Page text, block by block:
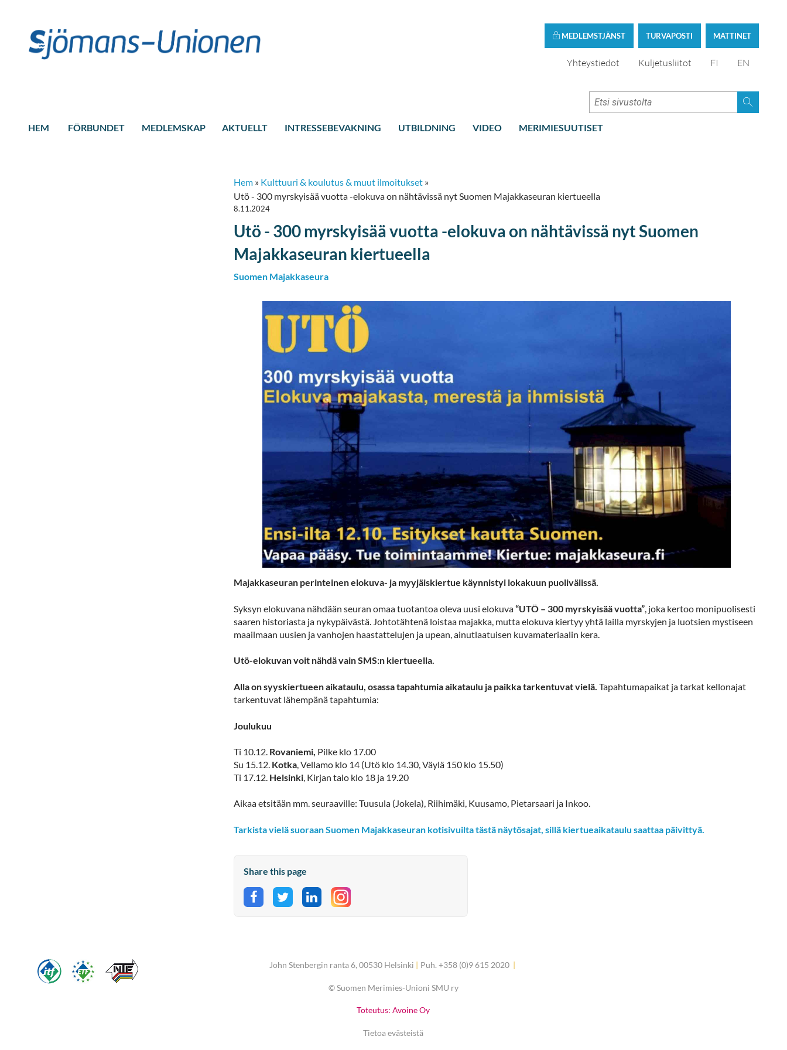
MATTINET
TURVAPOSTI
MEDLEMSTJÄNST
Yhteystiedot Kuljetusliitot FI EN
HEM FÖRBUNDET MEDLEMSKAP AKTUELLT INTRESSEBEVAKNING UTBILDNING VIDEO MERIMIESUUTISET
Hem » Kulttuuri & koulutus & muut ilmoitukset »
Utö - 300 myrskyisää vuotta -elokuva on nähtävissä nyt Suomen Majakkaseuran kiertueella
8.11.2024
Utö - 300 myrskyisää vuotta -elokuva on nähtävissä nyt Suomen
Majakkaseuran kiertueella
Suomen Majakkaseura
Majakkaseuran perinteinen elokuva- ja myyjäiskiertue käynnistyi lokakuun puolivälissä.
Syksyn elokuvana nähdään seuran omaa tuotantoa oleva uusi elokuva“UTÖ – 300 myrskyisää vuotta”, joka kertoo monipuolisesti
saaren historiasta ja nykypäivästä. Johtotähtenä loistaa majakka, mutta elokuva kiertyy yhtä lailla myrskyjen ja luotsien mystiseen
maailmaan uusien ja vanhojen haastattelujen ja upean, ainutlaatuisen kuvamateriaalin kera.
Utö-elokuvan voit nähdä vain SMS:n kiertueella.
Alla on syyskiertueen aikataulu, osassa tapahtumia aikataulu ja paikka tarkentuvat vielä. Tapahtumapaikat ja tarkat kellonajat
tarkentuvat lähempänä tapahtumia:
Joulukuu
Ti 10.12. Rovaniemi, Pilke klo 17.00
Su 15.12. Kotka , Vellamo klo 14 (Utö klo 14.30, Väylä 150 klo 15.50)
Ti 17.12. Helsinki , Kirjan talo klo 18 ja 19.20
Aikaa etsitään mm. seuraaville: Tuusula (Jokela), Riihimäki, Kuusamo, Pietarsaari ja Inkoo.
Tarkista vielä suoraan Suomen Majakkaseuran kotisivuilta tästä näytösajat, sillä kiertueaikataulu saattaa päivittyä.
Share this page
Share on Facebook
Share on Twitter
Share on LinkedIn
John Stenbergin ranta 6, 00530 Helsinki | Puh. +358 (0)9 615 2020 |
©Suomen Merimies-Unioni SMU ry
Toteutus: Avoine Oy
Tietoa evästeistä